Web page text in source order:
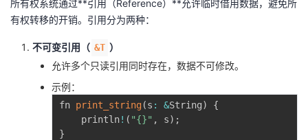
所有权系统通过**引用（Reference）**允许临时借用数据，避免所
有权转移的开销。引用分为两种：
不可变引用（ &T ）
允许多个只读引用同时存在，数据不可修改。
示例：
fn print_string(s : &String)
{
    println
! ( "{}" , s) ;
}